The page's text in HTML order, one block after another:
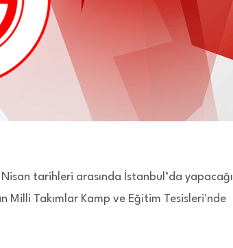
Nisan tarihleri arasında İstanbul’da yapacağı
Milli Takımlar Kamp ve Eğitim Tesisleri'nde